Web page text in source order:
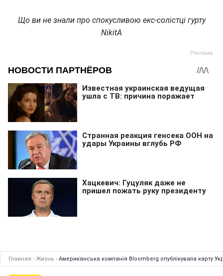
Що ви не знали про спокусливою екс-солістці гурту
NikitA
Главная › Жизнь › Американська компанія Bloomberg опублікувала карту